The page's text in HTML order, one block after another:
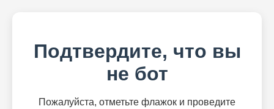
Подтвердите, что вы
не бот
Пожалуйста, отметьте флажок и проведите